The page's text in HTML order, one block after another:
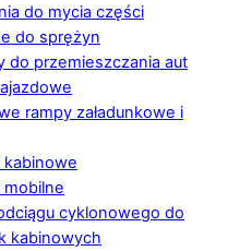
do mycia części
do sprężyn
do przemieszczania aut
rampy załadunkowe i
kabinowe
mobilne
cyklonowego do
kabinowych